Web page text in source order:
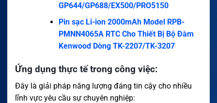
GP644/GP688/EX500/PRO5150
Pin sạc Li-ion 2000mAh Model RPB-
PMNN4065A RTC Cho Thiết Bị Bộ Đàm
Kenwood Dòng TK-2207/TK-3207
Ứng dụng thực tế trong công việc:
Đây là giải pháp năng lượng đáng tin cậy cho nhiều
lĩnh vực yêu cầu sự chuyên nghiệp: